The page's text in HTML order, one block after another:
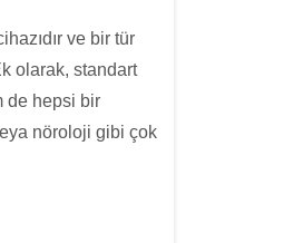
ve bir tür
olarak, standart
de hepsi bir
nöroloji gibi çok